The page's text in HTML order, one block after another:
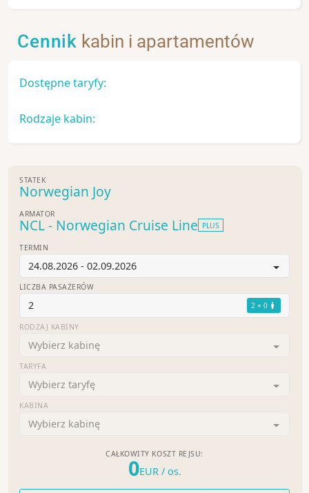
Cennik kabin i apartamentów
Dostępne taryfy:
Rodzaje kabin:
STATEK
Norwegian Joy
ARMATOR
NCL - Norwegian Cruise Line PLUS
TERMIN
24.08.2026 - 02.09.2026
LICZBA PASAŻERÓW
2 2 + 0
RODZAJ KABINY
Wybierz kabinę
TARYFA
Wybierz taryfę
KABINA
Wybierz kabinę
CAŁKOWITY KOSZT REJSU:
0EUR / os.